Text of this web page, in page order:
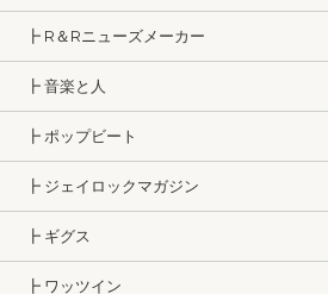
┣ R＆Rニューズメーカー
┣ 音楽と人
┣ ポップビート
┣ ジェイロックマガジン
┣ ギグス
┣ ワッツイン